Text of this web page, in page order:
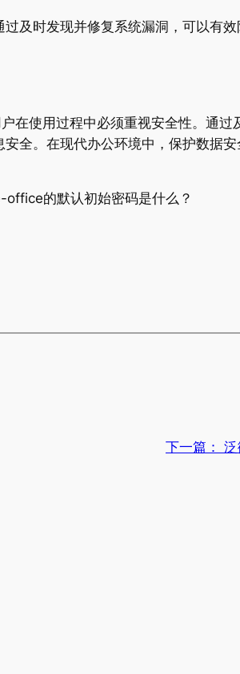
及时发现并修复系统漏洞，可以有效
使用过程中必须重视安全性。通过
全。在现代办公环境中，保护数据
下一篇：